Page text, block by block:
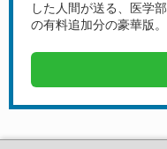
した人間が送る、医学
の有料追加分の豪華版。